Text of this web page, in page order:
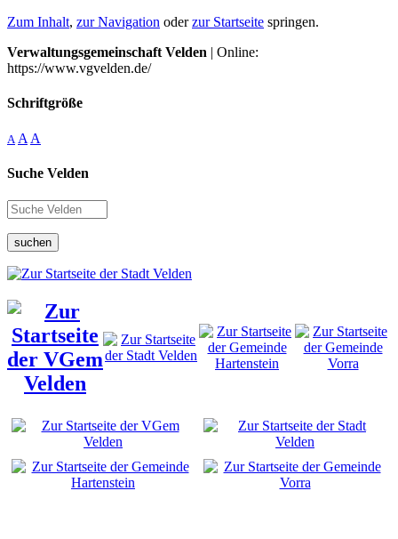
Zum Inhalt, zur Navigation oderzur Startseite springen.
Verwaltungsgemeinschaft Velden | Online:
https://www.vgvelden.de/
Schriftgröße
A A A
Suche Velden
suchen